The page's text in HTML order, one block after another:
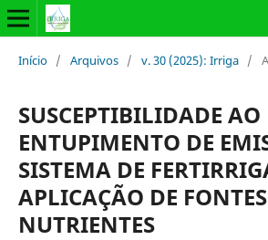
Início / Arquivos / v. 30 (2025): Irriga /
SUSCEPTIBILIDADE AO
ENTUPIMENTO DE
SISTEMA DE
APLICAÇÃO DE
NUTRIENTES